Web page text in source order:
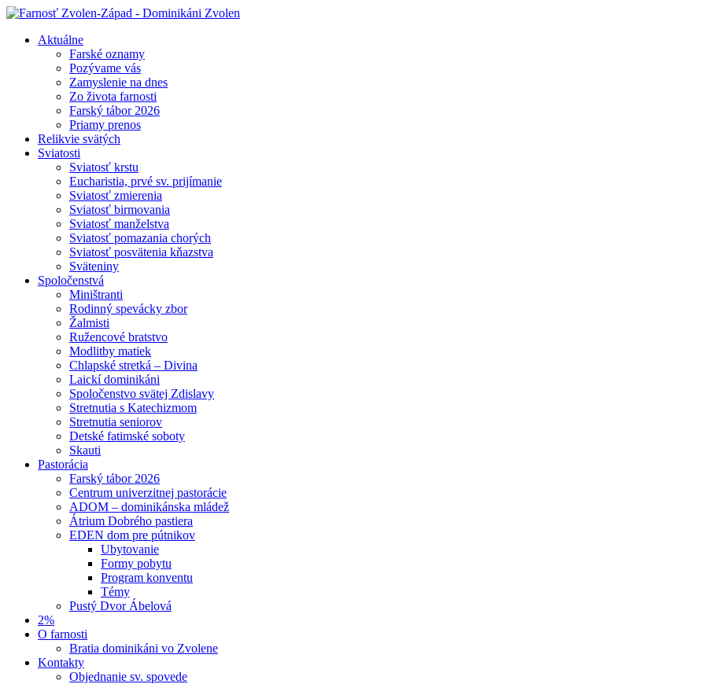
Aktuálne
Farské oznamy
Pozývame vás
Zamyslenie na dnes
Zo života farnosti
Farský tábor 2026
Priamy prenos
Relikvie svätých
Sviatosti
Sviatosť krstu
Eucharistia, prvé sv. prijímanie
Sviatosť zmierenia
Sviatosť birmovania
Sviatosť manželstva
Sviatosť pomazania chorých
Sviatosť posvätenia kňazstva
Sväteniny
Spoločenstvá
Miništranti
Rodinný spevácky zbor
Žalmisti
Ružencové bratstvo
Modlitby matiek
Chlapské stretká – Divina
Laickí dominikáni
Spoločenstvo svätej Zdislavy
Stretnutia s Katechizmom
Stretnutia seniorov
Detské fatimské soboty
Skauti
Pastorácia
Farský tábor 2026
Centrum univerzitnej pastorácie
ADOM – dominikánska mládež
Átrium Dobrého pastiera
EDEN dom pre pútnikov
Ubytovanie
Formy pobytu
Program konventu
Témy
Pustý Dvor Ábelová
2%
O farnosti
Bratia dominikáni vo Zvolene
Kontakty
Objednanie sv. spovede